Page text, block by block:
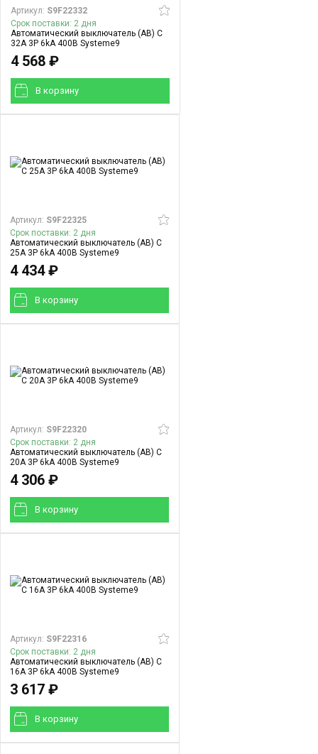
Артикул: S9F22332
Срок поставки: 2 дня
Автоматический выключатель (АВ) C
32A 3P 6kA 400В Systeme9
4 568 ₽
В корзинy
Артикул: S9F22325
Срок поставки: 2 дня
Автоматический выключатель (АВ) C
25A 3P 6kA 400В Systeme9
4 434 ₽
В корзинy
Артикул: S9F22320
Срок поставки: 2 дня
Автоматический выключатель (АВ) C
20A 3P 6kA 400В Systeme9
4 306 ₽
В корзинy
Артикул: S9F22316
Срок поставки: 2 дня
Автоматический выключатель (АВ) C
16A 3P 6kA 400В Systeme9
3 617 ₽
В корзинy